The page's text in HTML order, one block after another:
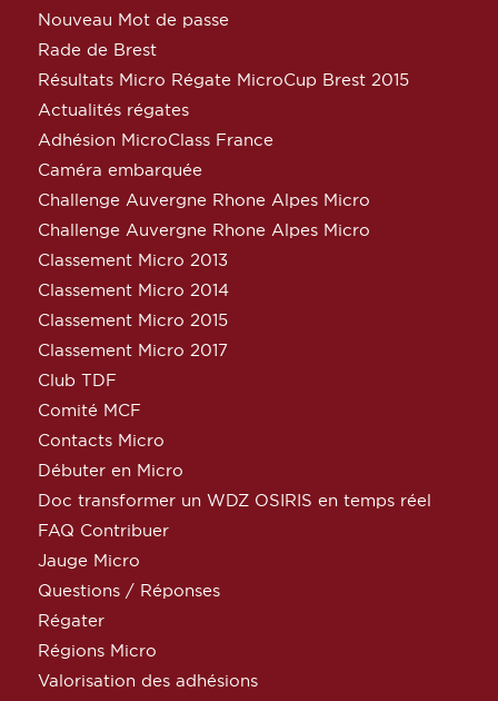
Nouveau Mot de passe
Rade de Brest
Résultats Micro Régate MicroCup Brest 2015
Actualités régates
Adhésion MicroClass France
Caméra embarquée
Challenge Auvergne Rhone Alpes Micro
Challenge Auvergne Rhone Alpes Micro
Classement Micro 2013
Classement Micro 2014
Classement Micro 2015
Classement Micro 2017
Club TDF
Comité MCF
Contacts Micro
Débuter en Micro
Doc transformer un WDZ OSIRIS en temps réel
FAQ Contribuer
Jauge Micro
Questions / Réponses
Régater
Régions Micro
Valorisation des adhésions